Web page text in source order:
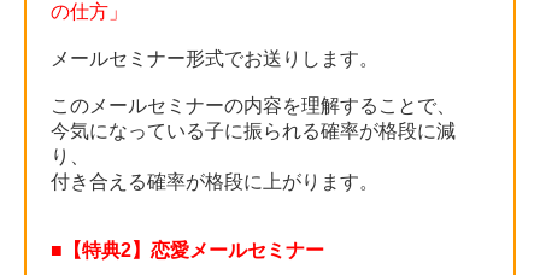
の仕方」
メールセミナー形式でお送りします。
このメールセミナーの内容を理解することで、
今気になっている子に振られる確率が格段に減
り、
付き合える確率が格段に上がります。
■【特典2】恋愛メールセミナー